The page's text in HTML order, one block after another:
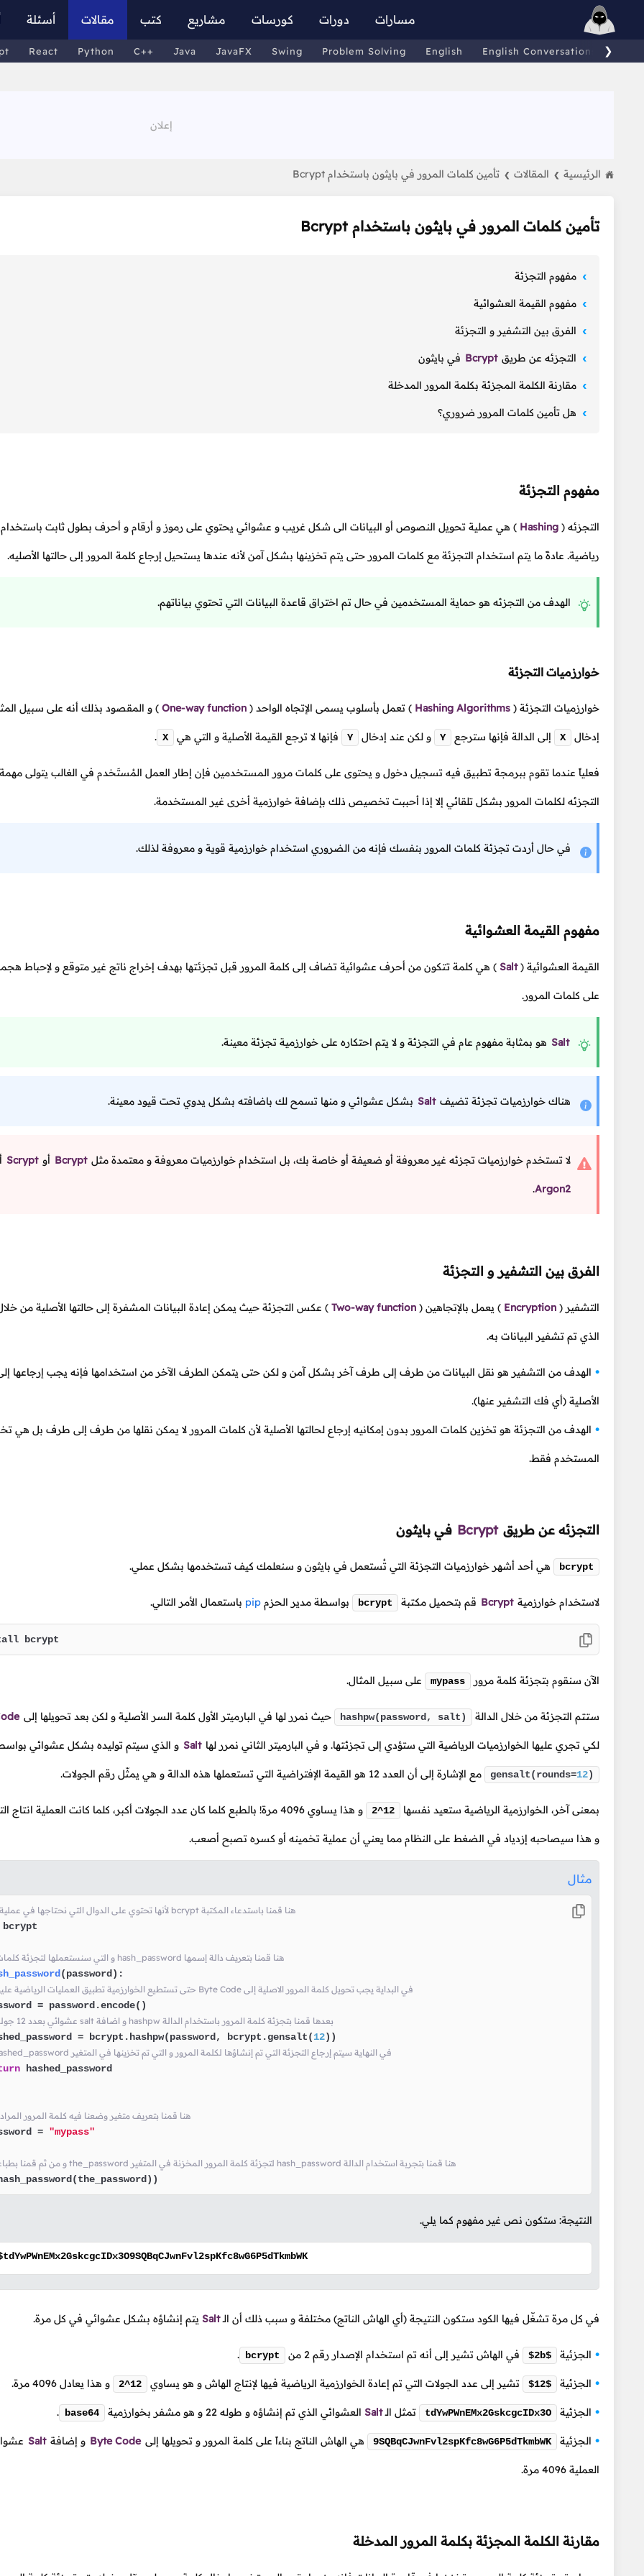
مسارات دورات كورسات مشاريع كتب مقالات أسئلة
React Python C++ Java JavaFX Swing Problem Solving English English Conversations ❯
الرئيسية ❯ المقالات ❯ تأمين كلمات المرور في بايثون باستخدام Bcrypt
تأمين كلمات المرور في بايثون باستخدام Bcrypt
مفهوم التجزئة
مفهوم القيمة العشوائية
الفرق بين التشفير و التجزئة
التجزئه عن طريق Bcrypt في بايثون
مقارنة الكلمة المجزئة بكلمة المرور المدخلة
هل تأمين كلمات المرور ضروري؟
مفهوم التجزئة
التجزئه (
Hashing
) هي عملية تحويل النصوص أو البيانات الى شكل غريب و عشوائي يحتوي على رموز و أرقام و أحرف بطول ثابت باستخدام
رياضية. عادةً ما يتم استخدام التجزئة مع كلمات المرور حتى يتم تخزينها بشكل آمن لأنه عندها يستحيل إرجاع كلمة المرور إلى حالتها الأصليه.
الهدف من التجزئه هو حماية المستخدمين في حال تم اختراق قاعدة البيانات التي تحتوي بياناتهم.
خوارزميات التجزئة
خوارزميات التجزئة (
Hashing Algorithms
) تعمل بأسلوب يسمى الإتجاه الواحد (
One-way function
) و المقصود بذلك أنه على سبيل
إدخال X إلى الدالة فإنها سترجع Y و لكن عند إدخال Y فإنها لا ترجع القيمة الأصلية و التي هي X
.
فعلياً عندما تقوم ببرمجة تطبيق فيه تسجيل دخول و يحتوى على كلمات مرور المستخدمين فإن إطار العمل المُستَخدم في الغالب يتولى
التجزئه لكلمات المرور بشكل تلقائي إلا إذا أحببت تخصيص ذلك بإضافة خوارزمية أخرى غير المستخدمة.
في حال أردت تجزئة كلمات المرور بنفسك فإنه من الضروري استخدام خوارزمية قوية و معروفة لذلك.
مفهوم القيمة العشوائية
القيمة العشوائية (
Salt
) هي كلمة تتكون من أحرف عشوائية تضاف إلى كلمة المرور قبل تجزئتها بهدف إخراج ناتج غير متوقع و لإحباط
على كلمات المرور.
Salt هو بمثابة مفهوم عام في التجزئة و لا يتم احتكاره على خوارزمية تجزئة معينة.
هناك خوارزميات تجزئة تضيف Salt بشكل عشوائي و منها تسمح لك باضافته بشكل يدوي تحت قيود معينة.
لا تستخدم خوارزميات تجزئه غير معروفة أو ضعيفة أو خاصة بك، بل استخدام خوارزميات معروفة و معتمدة مثل Bcrypt أو Scrypt
Argon2
.
الفرق بين التشفير و التجزئة
التشفير (
Encryption
) يعمل بالإتجاهين (
Two-way function
) عكس التجزئة حيث يمكن إعادة البيانات المشفرة إلى حالتها الأصلية من
الذي تم تشفير البيانات به.
الهدف من التشفير هو نقل البيانات من طرف إلى طرف آخر بشكل آمن و لكن حتى يتمكن الطرف الآخر من استخدامها فإنه يجب إرجاعها إلى
الأصلية (أي فك التشفير عنها).
الهدف من التجزئة هو تخزين كلمات المرور بدون إمكانيه إرجاع لحالتها الأصلية لأن كلمات المرور لا يمكن نقلها من طرف إلى طرف بل هي
المستخدم فقط.
التجزئه عن طريق Bcrypt في بايثون
bcrypt هي أحد أشهر خوارزميات التجزئة التي تُستعمل في بايثون و سنعلمك كيف تستخدمها بشكل عملي.
لاستخدام خوارزمية Bcrypt قم بتحميل مكتبة bcrypt بواسطة مدير الحزم pip باستعمال الأمر التالي.
bcrypt
الآن سنقوم بتجزئة كلمة مرور mypass على سبيل المثال.
ستتم التجزئة من خلال الدالة hashpw(password, salt) حيث نمرر لها في البارميتر الأول كلمة السر الأصلية و لكن بعد تحويلها إلى
لكي تجري عليها الخوارزميات الرياضية التي ستؤدي إلى تجزئتها. و في البارميتر الثاني نمرر لها Salt و الذي سيتم توليده بشكل عشوائي
gensalt(rounds=12) مع الإشارة إلى أن العدد 12 هو القيمة الإفتراضية التي تستعملها هذه الدالة و هي يمثّل رقم الجولات.
بمعنى آخر، الخوارزمية الرياضية ستعيد نفسها 2^12 و هذا يساوي 4096 مرة! بالطبع كلما كان عدد الجولات أكبر، كلما كانت العملية
و هذا سيصاحبه إزدياد في الضغط على النظام مما يعني أن عملية تخمينه أو كسره تصبح أصعب.
مثال
# لأنها تحتوي على الدوال التي نحتاجها في عملية التجزئة bcrypt هنا قمنا باستدعاء المكتبة
bcrypt
# و التي سنستعملها لتجزئة كلمات المرور hash_password هنا قمنا بتعريف دالة إسمها
(password ):
= password.encode()
= bcrypt.hashpw(password, bcrypt.gensalt(
12))
hashed_password
# هنا قمنا بتعريف متغير وضعنا فيه كلمة المرور
= "mypass"
# و من ثم قمنا بطباعة الناتج the_password لتجزئة كلمة المرور المخزنة في المتغير hash_password هنا قمنا بتجربة استخدام الدالة
النتيجة: ستكون نص غير مفهوم كما يلي.
في كل مرة تشغّل فيها الكود ستكون النتيجة (أي الهاش الناتج) مختلفة و سبب ذلك أن الـSalt يتم إنشاؤه بشكل عشوائي في كل مرة.
الجزئية $2b$ في الهاش تشير إلى أنه تم استخدام الإصدار رقم 2 من bcrypt
.
الجزئية $12$ تشير إلى عدد الجولات التي تم إعادة الخوارزمية الرياضية فيها لإنتاج الهاش و هو يساوي 2^12 و هذا يعادل 4096 مرة.
الجزئية tdYwPWnEMx2GskcgcIDx3O تمثل الـSalt العشوائي الذي تم إنشاؤه و طوله 22 و هو مشفر بخوارزمية base64
.
الجزئية 9SQBqCJwnFvl2spKfc8wG6P5dTkmbWK هي الهاش الناتج بناءاً على كلمة المرور و تحويلها إلى Byte Code و إضافة Salt
العملية 4096 مرة.
مقارنة الكلمة المجزئة بكلمة المرور المدخلة